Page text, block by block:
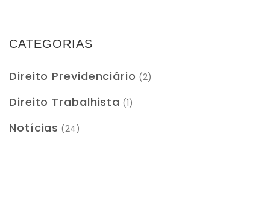
CATEGORIAS
Direito Previdenciário (2)
Direito Trabalhista (1)
Notícias (24)